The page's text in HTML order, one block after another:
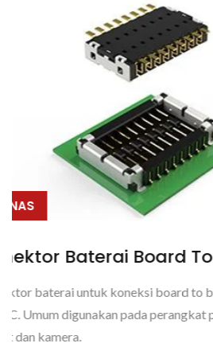
board
Kabel Hibrida
Ruangan
3 koneksi daya (maks)